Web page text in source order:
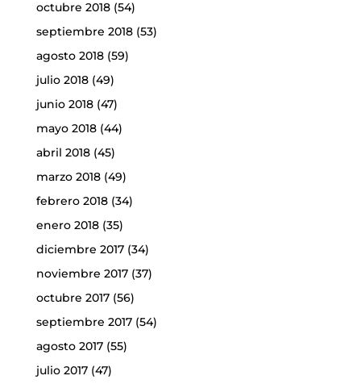
octubre 2018(54)
septiembre 2018(53)
agosto 2018(59)
julio 2018(49)
junio 2018(47)
mayo 2018(44)
abril 2018(45)
marzo 2018(49)
febrero 2018(34)
enero 2018(35)
diciembre 2017(34)
noviembre 2017(37)
octubre 2017(56)
septiembre 2017(54)
agosto 2017(55)
julio 2017(47)